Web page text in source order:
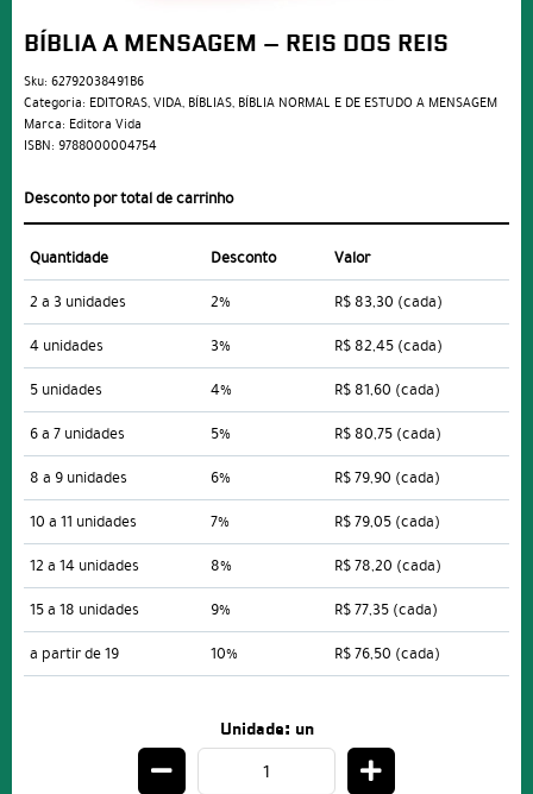
BÍBLIA A MENSAGEM – REIS DOS REIS
Sku: 62792038491B6
Categoria: EDITORAS,VIDA, BÍBLIAS, BÍBLIA NORMAL E DE ESTUDO A MENSAGEM
Marca: Editora Vida
ISBN: 9788000004754
Desconto por total de carrinho
Quantidade Desconto
Valor
2 a 3 unidades
2% R$ 83,30 (cada)
4 unidades
3% R$ 82,45 (cada)
5 unidades
4% R$ 81,60 (cada)
6 a 7 unidades
5% R$ 80,75 (cada)
8 a 9 unidades
6% R$ 79,90 (cada)
10 a 11 unidades
7% R$ 79,05 (cada)
12 a 14 unidades
8% R$ 78,20 (cada)
15 a 18 unidades
9% R$ 77,35 (cada)
a partir de 19
10% R$ 76,50 (cada)
Unidade: un